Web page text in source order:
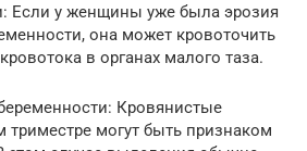
Если у женщины уже была эрозия
она может кровоточить
в органах малого таза.
Кровянистые
могут быть признаком